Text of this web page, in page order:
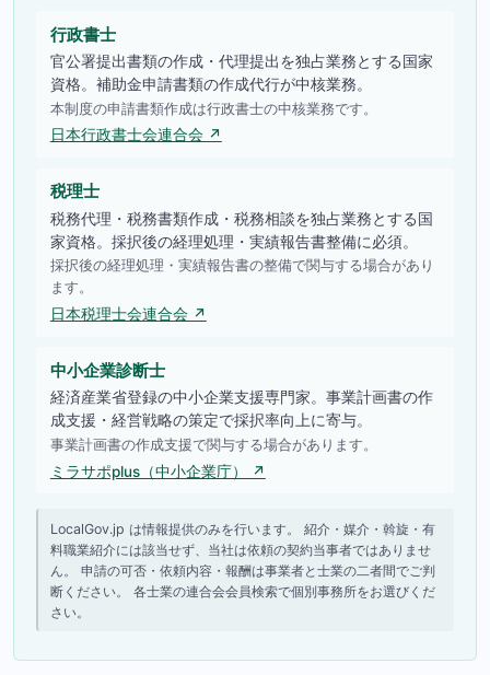
行政書士
官公署提出書類の作成・代理提出を独占業務とする国家
資格。補助金申請書類の作成代行が中核業務。
本制度の申請書類作成は行政書士の中核業務です。
日本行政書士会連合会 ↗
税理士
税務代理・税務書類作成・税務相談を独占業務とする国
家資格。採択後の経理処理・実績報告書整備に必須。
採択後の経理処理・実績報告書の整備で関与する場合があり
ます。
日本税理士会連合会 ↗
中小企業診断士
経済産業省登録の中小企業支援専門家。事業計画書の作
成支援・経営戦略の策定で採択率向上に寄与。
事業計画書の作成支援で関与する場合があります。
ミラサポplus（中小企業庁） ↗
LocalGov.jp は情報提供のみを行います。 紹介・媒介・斡旋・有
料職業紹介には該当せず、当社は依頼の契約当事者ではありませ
ん。 申請の可否・依頼内容・報酬は事業者と士業の二者間でご判
断ください。 各士業の連合会会員検索で個別事務所をお選びくだ
さい。